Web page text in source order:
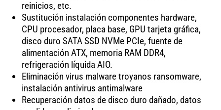
reinicios, etc.
Sustitución instalación componentes hardware,
CPU procesador, placa base, GPU tarjeta gráfica,
disco duro SATA SSD NVMe PCIe, fuente de
alimentación ATX, memoria RAM DDR4,
refrigeración líquida AIO.
Eliminación virus malware troyanos ransomware,
instalación antivirus antimalware
Recuperación datos de disco duro dañado, datos